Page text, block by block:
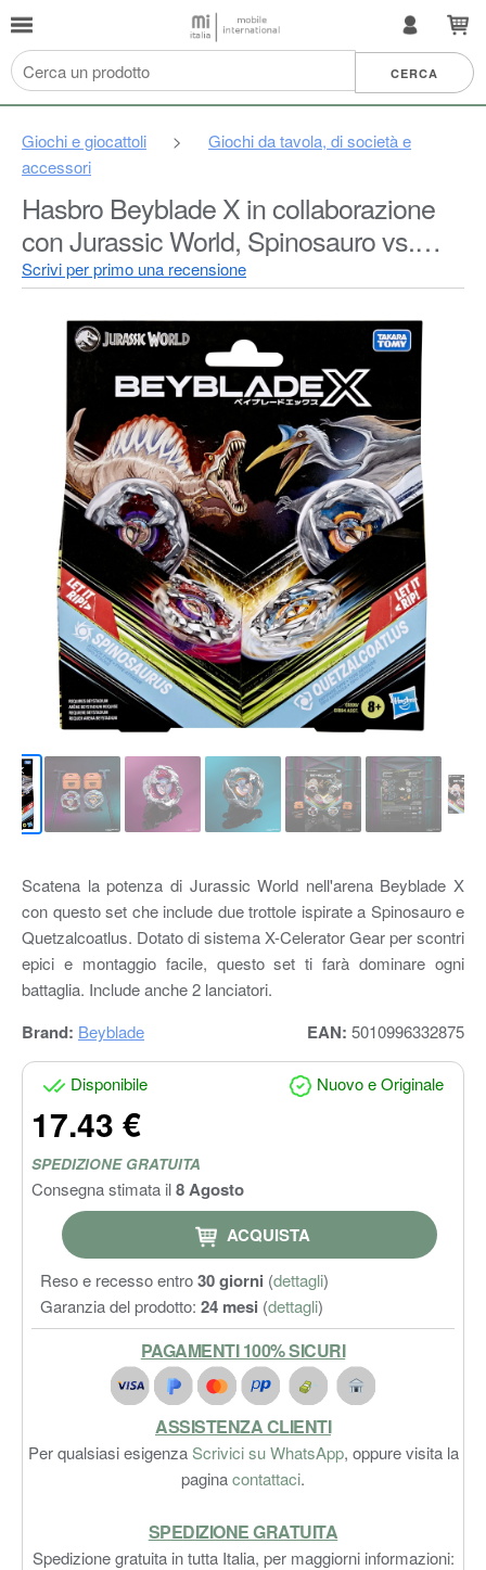
Giochi e giocattoli >
Giochi da tavola, di società e
accessori
Hasbro Beyblade X in collaborazione
con Jurassic World, Spinosauro vs.
Quetzalcoatlus, Confezione Multipla
Scrivi per primo una recensione
Scatena la potenza di Jurassic World nell'arena Beyblade X
con questo set che include due trottole ispirate a Spinosauro e
Quetzalcoatlus. Dotato di sistema X-Celerator Gear per scontri
epici e montaggio facile, questo set ti farà dominare ogni
battaglia. Include anche 2 lanciatori.
Brand: Beyblade EAN: 5010996332875
Disponibile Nuovo e Originale
17.43 €
SPEDIZIONE GRATUITA
Consegna stimata il8 Agosto
ACQUISTA
Reso e recesso entro30 giorni (dettagli)
Garanzia del prodotto: 24 mesi (dettagli)
PAGAMENTI 100% SICURI
ASSISTENZA CLIENTI
Per qualsiasi esigenzaScrivici su WhatsApp, oppure visita la
paginacontattaci.
SPEDIZIONE GRATUITA
Spedizione gratuita in tutta Italia, per maggiorni informazioni: